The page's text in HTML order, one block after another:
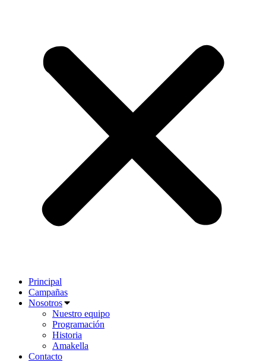
Principal
Campañas
Nosotros
Nuestro equipo
Programación
Historia
Amakella
Contacto